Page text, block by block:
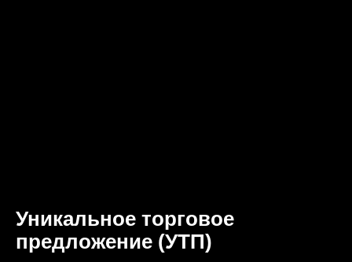
Уникальное торговое
предложение (УТП)